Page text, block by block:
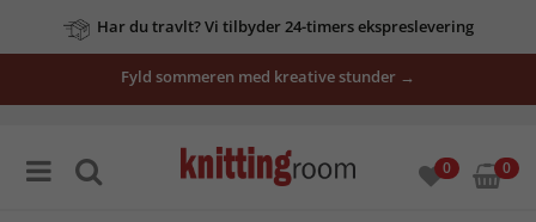
Har du travlt? Vi tilbyder 24-timers ekspreslevering
Fyld sommeren med kreative stunder →
0 0